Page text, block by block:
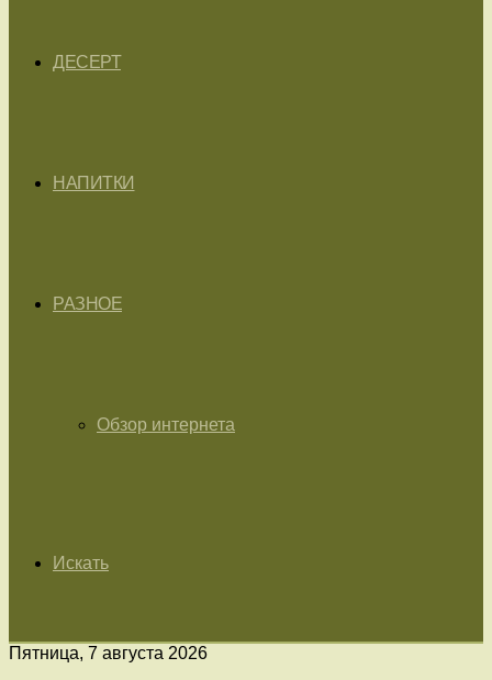
ДЕСЕРТ
НАПИТКИ
РАЗНОЕ
Обзор интернета
Искать
Пятница, 7 августа 2026